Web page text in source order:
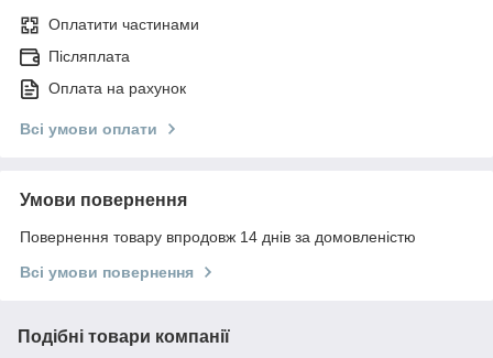
Оплатити частинами
Післяплата
Оплата на рахунок
Всі умови оплати
Умови повернення
Повернення товару впродовж 14 днів за домовленістю
Всі умови повернення
Подібні товари компанії